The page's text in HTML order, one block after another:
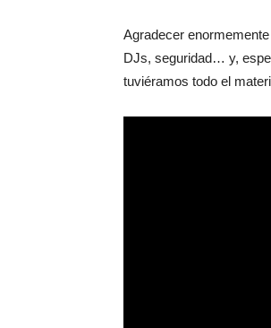
Agradecer
DJs, seguridad… y,
tuviéramos todo el